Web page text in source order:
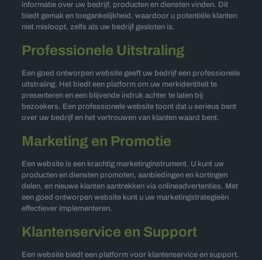
informatie over uw bedrijf, producten en diensten vinden. Dit
biedt gemak en toegankelijkheid, waardoor u potentiële klanten
niet misloopt, zelfs als uw bedrijf gesloten is.
Professionele Uitstraling
Een goed ontworpen website geeft uw bedrijf een professionele
uitstraling. Het biedt een platform om uw merkidentiteit te
presenteren en een blijvende indruk achter te laten bij
bezoekers. Een professionele website toont dat u serieus bent
over uw bedrijf en het vertrouwen van klanten waard bent.
Marketing en Promotie
Een website is een krachtig marketinginstrument. U kunt uw
producten en diensten promoten, aanbiedingen en kortingen
delen, en nieuwe klanten aantrekken via onlineadvertenties. Met
een goed ontworpen website kunt u uw marketingstrategieën
effectiever implementeren.
Klantenservice en Support
Een website biedt een platform voor klantenservice en support.